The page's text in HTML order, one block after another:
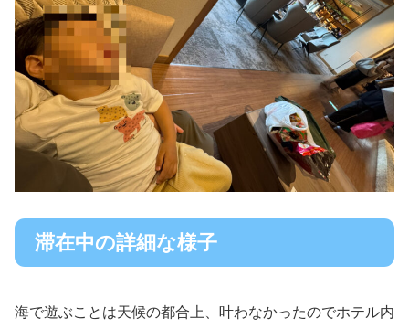
滞在中の詳細な様子
海で遊ぶことは天候の都合上、叶わなかったのでホテル内